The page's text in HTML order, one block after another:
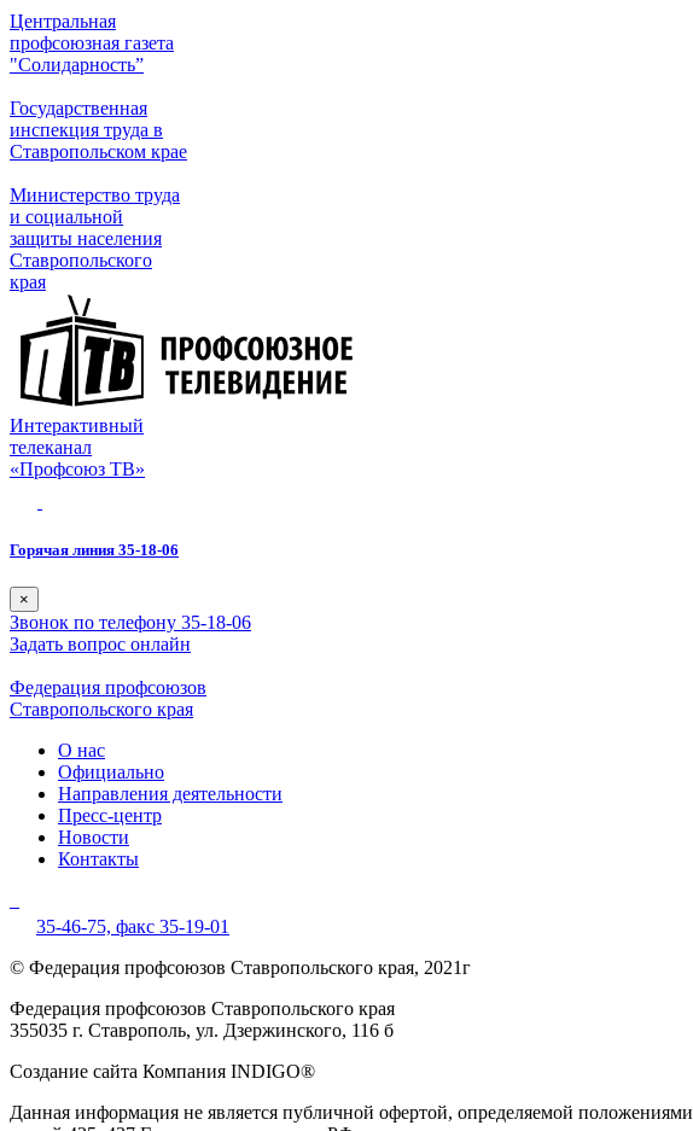
Центральная
профсоюзная газета
"Солидарность”
Государственная
инспекция труда в
Ставропольском крае
Министерство труда
и социальной
защиты населения
Ставропольского
края
Интерактивный
телеканал
«Профсоюз ТВ»
Горячая линия 35-18-06
×
Звонок по телефону 35-18-06
Задать вопрос онлайн
Федерация профсоюзов
Ставропольского края
О нас
Официально
Направления деятельности
Пресс-центр
Новости
Контакты
35-46-75, факс 35-19-01
© Федерация профсоюзов Ставропольского края, 2021г
Федерация профсоюзов Ставропольского края
355035 г. Ставрополь, ул. Дзержинского, 116 б
Создание сайта Компания INDIGO®
Данная информация не является публичной офертой, определяемой положениями